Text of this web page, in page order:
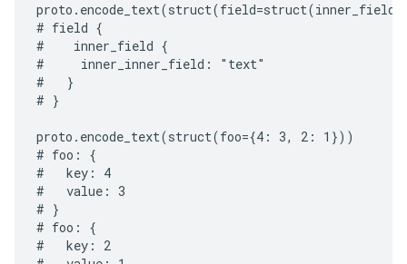
# field {
#    inner_field {
#     inner_inner_field: "text"
#   }
# }
proto.encode_text(struct(foo={4: 3, 2: 1}))
# foo: {
#   key: 4
#   value: 3
# }
# foo: {
#   key: 2